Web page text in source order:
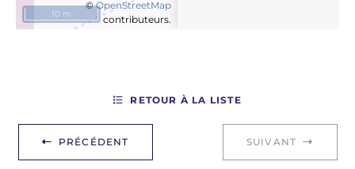
©OpenStreetMap
contributeurs.
10 m
PRÉCÉDENT
RETOUR À LA LISTE
SUIVANT